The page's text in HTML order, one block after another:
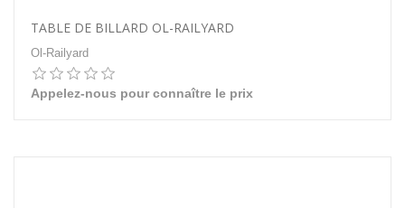
TABLE DE BILLARD OL-RAILYARD
Ol-Railyard
Appelez-nous pour connaître le prix